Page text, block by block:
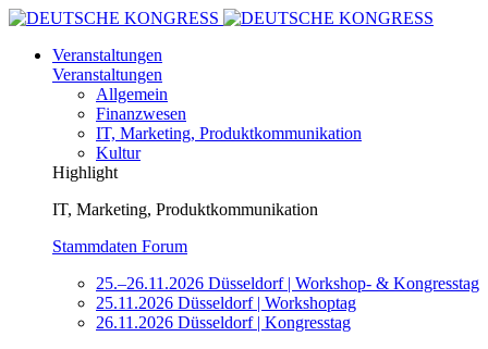
Veranstaltungen
Veranstaltungen
Allgemein
Finanzwesen
IT, Marketing, Produktkommunikation
Kultur
Highlight
IT, Marketing, Produktkommunikation
Stammdaten Forum
25.–26.11.2026 Düsseldorf | Workshop- & Kongresstag
25.11.2026 Düsseldorf | Workshoptag
26.11.2026 Düsseldorf | Kongresstag